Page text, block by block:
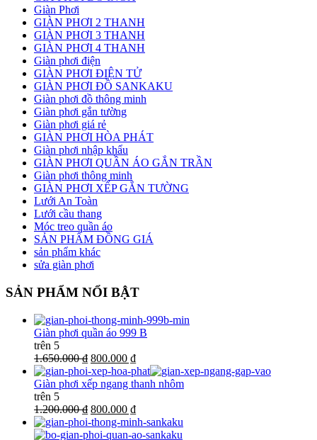
Giàn Phơi
GIÀN PHƠI 2 THANH
GIÀN PHƠI 3 THANH
GIÀN PHƠI 4 THANH
Giàn phơi điện
GIÀN PHƠI ĐIỆN TỬ
GIÀN PHƠI ĐỒ SANKAKU
Giàn phơi đồ thông minh
Giàn phơi gắn tường
Giàn phơi giá rẻ
GIÀN PHƠI HÒA PHÁT
Giàn phơi nhập khẩu
GIÀN PHƠI QUẦN ÁO GẮN TRẦN
Giàn phơi thông minh
GIÀN PHƠI XẾP GẮN TƯỜNG
Lưới An Toàn
Lưới cầu thang
Móc treo quần áo
SẢN PHẨM ĐỒNG GIÁ
sản phẩm khác
sửa giàn phơi
SẢN PHẨM NỔI BẬT
Giàn phơi quần áo 999 B
trên 5
1.650.000 ₫ 800.000 ₫
Giàn phơi xếp ngang thanh nhôm
trên 5
1.200.000 ₫ 800.000 ₫